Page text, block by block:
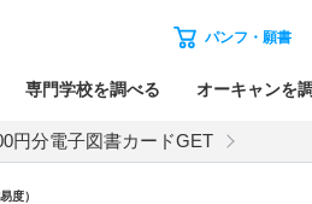
パンフ・願書
専門学校を調べる オーキャンを
円分電子図書カードGET
度）